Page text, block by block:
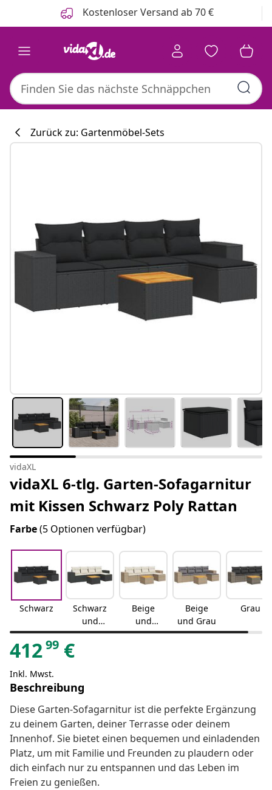
Kostenloser Versand ab 70 €
Zurück zu: Gartenmöbel-Sets
vidaXL
vidaXL 6-tlg. Garten-Sofagarnitur
mit Kissen Schwarz Poly Rattan
Farbe(5 Optionen verfügbar)
Schwarz
Schwarz
und
Creme
Beige
und
Creme
Beige
und Grau
Grau
41299 €
Inkl. Mwst.
Beschreibung
Diese Garten-Sofagarnitur ist die perfekte Ergänzung
zu deinem Garten, deiner Terrasse oder deinem
Innenhof. Sie bietet einen bequemen und einladenden
Platz, um mit Familie und Freunden zu plaudern oder
dich einfach nur zu entspannen und das Leben im
Freien zu genießen.